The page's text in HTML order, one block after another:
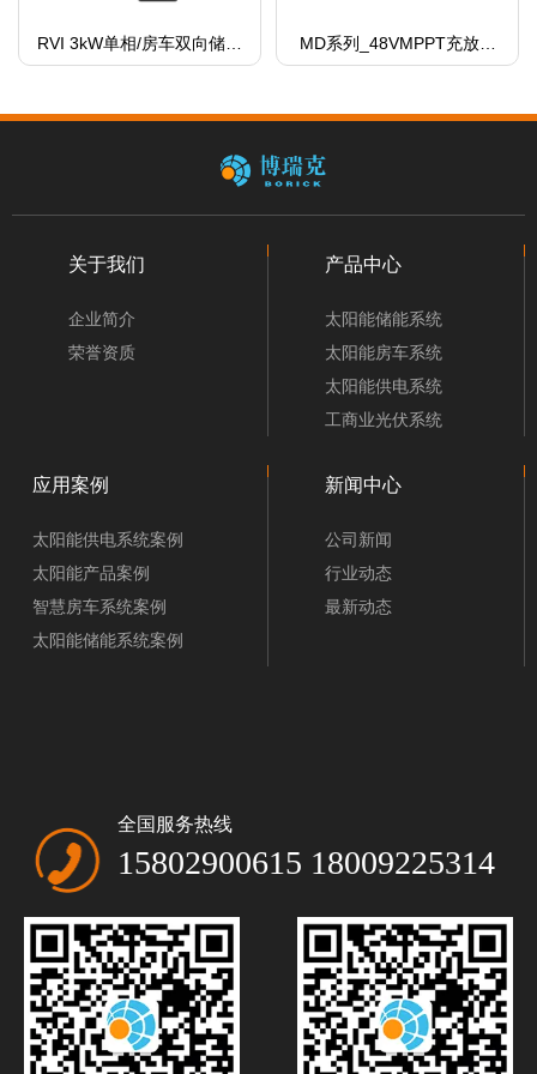
RVI 3kW单相/房车双向储能 MD系列_48VMPPT充放电
关于我们
企业简介
荣誉资质
产品中心
太阳能储能系统
太阳能房车系统
太阳能供电系统
工商业光伏系统
应用案例
太阳能供电系统案例
太阳能产品案例
智慧房车系统案例
太阳能储能系统案例
新闻中心
公司新闻
行业动态
最新动态
全国服务热线
15802900615 18009225314